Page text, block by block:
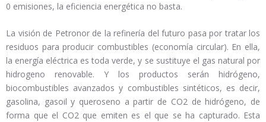
0 emisiones, la eficiencia energética no basta.
La visión de Petronor de la refinería del futuro pasa por tratar los
residuos para producir combustibles (economía circular). En ella,
la energía eléctrica es toda verde, y se sustituye el gas natural por
hidrogeno renovable. Y los productos serán hidrógeno,
biocombustibles avanzados y combustibles sintéticos, es decir,
gasolina, gasoil y queroseno a partir de CO2 de hidrógeno, de
forma que el CO2 que emiten es el que se ha capturado. Esta